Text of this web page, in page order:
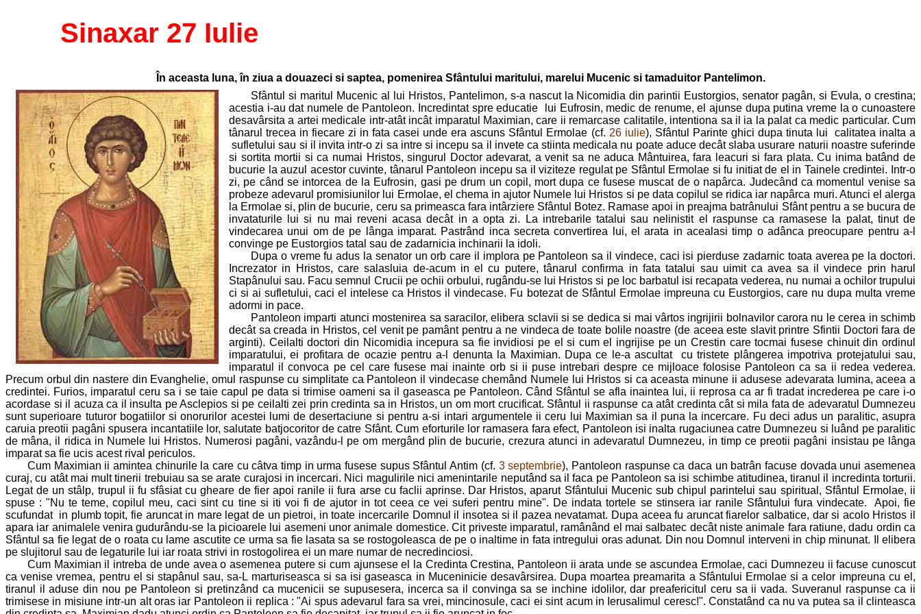
Sinaxar 27 Iulie
În aceasta luna, în ziua a douazeci si saptea, pomenirea Sfântului maritului, marelui Mucenic si tamaduitor Pantelimon.
Sfântul si maritul Mucenic al lui Hristos, Pantelimon, s-a nascut la Nicomidia din parintii Eustorgios, senator pagân, si Evula, o crestina;
acestia i-au dat numele de Pantoleon. Incredintat spre educatie lui Eufrosin, medic de renume, el ajunse dupa putina vreme la o cunoastere
desavârsita a artei medicale intr-atât incât imparatul Maximian, care ii remarcase calitatile, intentiona sa il ia la palat ca medic particular. Cum
tânarul trecea in fiecare zi in fata casei unde era ascuns Sfântul Ermolae (cf. 26 iulie), Sfântul Parinte ghici dupa tinuta lui calitatea inalta a
sufletului sau si il invita intr-o zi sa intre si incepu sa il invete ca stiinta medicala nu poate aduce decât slaba usurare naturii noastre suferinde
si sortita mortii si ca numai Hristos, singurul Doctor adevarat, a venit sa ne aduca Mântuirea, fara leacuri si fara plata. Cu inima batând de
bucurie la auzul acestor cuvinte, tânarul Pantoleon incepu sa il viziteze regulat pe Sfântul Ermolae si fu initiat de el in Tainele credintei. Intr-o
zi, pe când se intorcea de la Eufrosin, gasi pe drum un copil, mort dupa ce fusese muscat de o napârca. Judecând ca momentul venise sa
probeze adevarul promisiunilor lui Ermolae, el chema in ajutor Numele lui Hristos si pe data copilul se ridica iar napârca muri. Atunci el alerga
la Ermolae si, plin de bucurie, ceru sa primeasca fara intârziere Sfântul Botez. Ramase apoi in preajma batrânului Sfânt pentru a se bucura de
invataturile lui si nu mai reveni acasa decât in a opta zi. La intrebarile tatalui sau nelinistit el raspunse ca ramasese la palat, tinut de
vindecarea unui om de pe lânga imparat. Pastrând inca secreta convertirea lui, el arata in acealasi timp o adânca preocupare pentru a-l
convinge pe Eustorgios tatal sau de zadarnicia inchinarii la idoli.
Dupa o vreme fu adus la senator un orb care il implora pe Pantoleon sa il vindece, caci isi pierduse zadarnic toata averea pe la doctori.
Increzator in Hristos, care salasluia de-acum in el cu putere, tânarul confirma in fata tatalui sau uimit ca avea sa il vindece prin harul
Stapânului sau. Facu semnul Crucii pe ochii orbului, rugându-se lui Hristos si pe loc barbatul isi recapata vederea, nu numai a ochilor trupului
ci si ai sufletului, caci el intelese ca Hristos il vindecase. Fu botezat de Sfântul Ermolae impreuna cu Eustorgios, care nu dupa multa vreme
adormi in pace.
Pantoleon imparti atunci mostenirea sa saracilor, elibera sclavii si se dedica si mai vârtos ingrijirii bolnavilor carora nu le cerea in schimb
decât sa creada in Hristos, cel venit pe pamânt pentru a ne vindeca de toate bolile noastre (de aceea este slavit printre Sfintii Doctori fara de
arginti). Ceilalti doctori din Nicomidia incepura sa fie invidiosi pe el si cum el ingrijise pe un Crestin care tocmai fusese chinuit din ordinul
imparatului, ei profitara de ocazie pentru a-l denunta la Maximian. Dupa ce le-a ascultat cu tristete plângerea impotriva protejatului sau,
imparatul il convoca pe cel care fusese mai inainte orb si ii puse intrebari despre ce mijloace folosise Pantoleon ca sa ii redea vederea.
Precum orbul din nastere din Evanghelie, omul raspunse cu simplitate ca Pantoleon il vindecase chemând Numele lui Hristos si ca aceasta minune ii adusese adevarata lumina, aceea a
credintei. Furios, imparatul ceru sa i se taie capul pe data si trimise oameni sa il gaseasca pe Pantoleon. Când Sfântul se afla inaintea lui, ii reprosa ca ar fi tradat increderea pe care i-o
acordase si il acuza ca il insulta pe Asclepios si pe ceilalti zei prin credinta sa in Hristos, un om mort crucificat. Sfântul ii raspunse ca atât credinta cât si mila fata de adevaratul Dumnezeu
sunt superioare tuturor bogatiilor si onorurilor acestei lumi de desertaciune si pentru a-si intari argumentele ii ceru lui Maximian sa il puna la incercare. Fu deci adus un paralitic, asupra
caruia preotii pagâni spusera incantatiile lor, salutate batjocoritor de catre Sfânt. Cum eforturile lor ramasera fara efect, Pantoleon isi inalta rugaciunea catre Dumnezeu si luând pe paralitic
de mâna, il ridica in Numele lui Hristos. Numerosi pagâni, vazându-l pe om mergând plin de bucurie, crezura atunci in adevaratul Dumnezeu, in timp ce preotii pagâni insistau pe lânga
imparat sa fie ucis acest rival periculos.
Cum Maximian ii amintea chinurile la care cu câtva timp in urma fusese supus Sfântul Antim (cf. 3 septembrie), Pantoleon raspunse ca daca un batrân facuse dovada unui asemenea
curaj, cu atât mai mult tinerii trebuiau sa se arate curajosi in incercari. Nici magulirile nici amenintarile neputând sa il faca pe Pantoleon sa isi schimbe atitudinea, tiranul il incredinta torturii.
Legat de un stâlp, trupul ii fu sfâsiat cu gheare de fier apoi ranile ii fura arse cu faclii aprinse. Dar Hristos, aparut Sfântului Mucenic sub chipul parintelui sau spiritual, Sfântul Ermolae, ii
spuse : "Nu te teme, copilul meu, caci sint cu tine si iti voi fi de ajutor in tot ceea ce vei suferi pentru mine". De indata tortele se stinsera iar ranile Sfântului fura vindecate. Apoi, fie
scufundat in plumb topit, fie aruncat in mare legat de un pietroi, in toate incercarile Domnul il insotea si il pazea nevatamat. Dupa aceea fu aruncat fiarelor salbatice, dar si acolo Hristos il
apara iar animalele venira gudurându-se la picioarele lui asemeni unor animale domestice. Cit priveste imparatul, ramânând el mai salbatec decât niste animale fara ratiune, dadu ordin ca
Sfântul sa fie legat de o roata cu lame ascutite ce urma sa fie lasata sa se rostogoleasca de pe o inaltime in fata intregului oras adunat. Din nou Domnul interveni in chip minunat. Il elibera
pe slujitorul sau de legaturile lui iar roata strivi in rostogolirea ei un mare numar de necredinciosi.
Cum Maximian il intreba de unde avea o asemenea putere si cum ajunsese el la Credinta Crestina, Pantoleon ii arata unde se ascundea Ermolae, caci Dumnezeu ii facuse cunoscut
ca venise vremea, pentru el si stapânul sau, sa-L marturiseasca si sa isi gaseasca in Muceninicie desavârsirea. Dupa moartea preamarita a Sfântului Ermolae si a celor impreuna cu el,
tiranul il aduse din nou pe Pantoleon si pretinzând ca mucenicii se supusesera, incerca sa il convinga sa se inchine idolilor, dar preafericitul ceru sa ii vada. Suveranul raspunse ca ii
trimisese in misiune intr-un alt oras iar Pantoleon ii replica : "Ai spus adevarul fara sa vrei, mincinosule, caci ei sint acum in Ierusalimul ceresc!". Constatând ca nu va putea sa il clinteasca